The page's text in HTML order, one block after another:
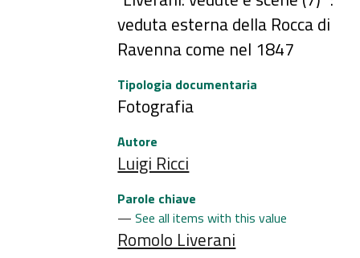
veduta esterna della Rocca di
Ravenna come nel 1847
Tipologia documentaria
Fotografia
Autore
Luigi Ricci
Parole chiave
See all items with this value
Romolo Liverani